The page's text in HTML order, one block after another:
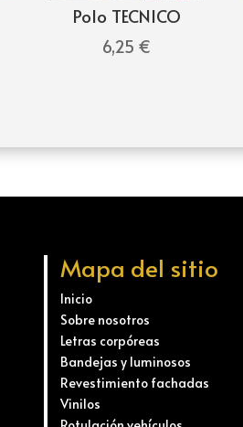
Polo TECNICO
6,25 €
Mapa del sitio
Inicio
Sobre nosotros
Letras corpóreas
Bandejas y luminosos
Revestimiento fachadas
Vinilos